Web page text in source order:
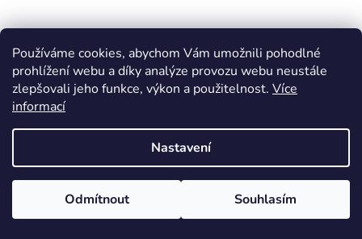
Používáme cookies, abychom Vám umožnili pohodlné
prohlížení webu a díky analýze provozu webu neustále
zlepšovali jeho funkce, výkon a použitelnost. Více
informací
Nastavení
Odmítnout Souhlasím